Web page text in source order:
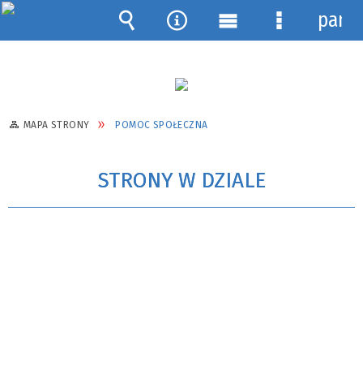
MAPA STRONY POMOC SPOŁECZNA
STRONY W DZIALE
Wyszukiwarka
Narzędzia
Menu Menu
panel